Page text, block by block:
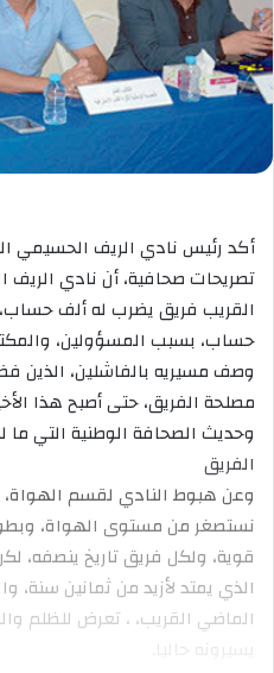
أكد رئيس نادي الريف الحسيمي
تصريحات صحافية، أن نادي
القريب فريق يضرب له ألف
حساب، بسبب المسؤولين،
وصف مسيريه بالفاشلين، الذين
مصلحة الفريق، حتى أصبح هذا
وحديث الصحافة الوطنية التي
الفريق
وعن هبوط النادي لقسم
نستصغر من مستوى الهواة،
قوية، ولكل فريق تاريخ ينصفه،
الذي يمتد لأزيد من ثمانين
الماضي القريب، ، تعرض للظلم
يسيرونه حاليا.